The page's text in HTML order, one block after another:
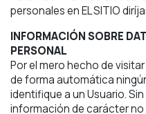
personales en EL SITIO
INFORMACIÓN SOBRE
PERSONAL
Por el mero hecho de
de forma automática
identifique a un Usuario.
información de carácter